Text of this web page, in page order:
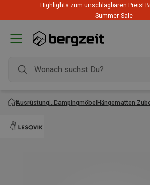
Highlights zum unschlagbaren Preis!
Summer Sale
Ausrüstung Campingmöbel Hängematten